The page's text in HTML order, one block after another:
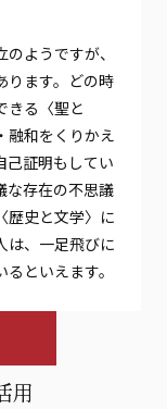
ようですが、
ります。どの時
きる〈聖と
融和をくりかえ
己証明もしてい
な存在の不思議
歴史と文学〉に
は、一足飛びに
といえます。
用